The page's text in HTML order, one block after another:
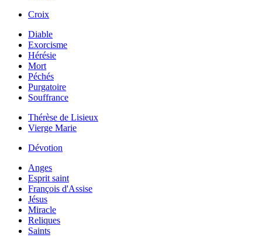
Croix
Diable
Exorcisme
Hérésie
Mort
Péchés
Purgatoire
Souffrance
Thérèse de Lisieux
Vierge Marie
Dévotion
Anges
Esprit saint
François d'Assise
Jésus
Miracle
Reliques
Saints